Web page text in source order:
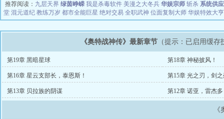
推荐阅读： 九层天界 绿茵峥嵘 我是杀毒软件 美漫之大冬兵 华娱宗师 斩杀 系统供
堂 混元道纪 教练万岁 都市全能巨星 绝对交易 全职武神 位面复制大师 华娱特效大亨
《奥特战神传》最新章节 （提示：已启用缓
第19章 黑暗星球 第18章 神秘披风！
第16章 星云支部长，泰恩斯！ 第15章 光之刃，剑
第13章 贝拉族的阴谋 第12章 诺亚，雷杰